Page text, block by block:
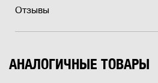
Отзывы
АНАЛОГИЧНЫЕ ТОВАРЫ